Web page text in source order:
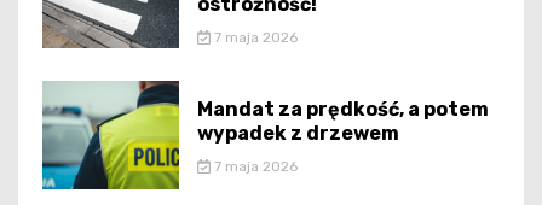
7 maja 2026
Mandat za prędkość, a potem
wypadek z drzewem
7 maja 2026